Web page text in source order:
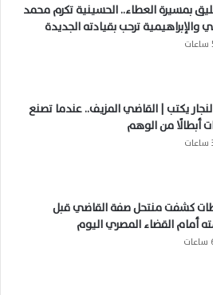
بمسيرة العطاء.. الحسينية تكرم محمد
والإبراهيمية ترحب بقيادته الجديدة
يكتب | القاضي المزيف.. عندما تصنع
أبطالًا من الوهم
كشفت منتحل صفة القاضي قبل
أمام القضاء المصري اليوم